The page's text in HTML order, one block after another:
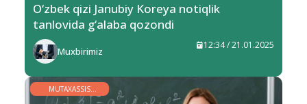
O‘zbek qizi Janubiy Koreya notiqlik
tanlovida g‘alaba qozondi
Muxbirimiz
12:34 / 21.01.2025
MUTAXASSIS
MINBARI